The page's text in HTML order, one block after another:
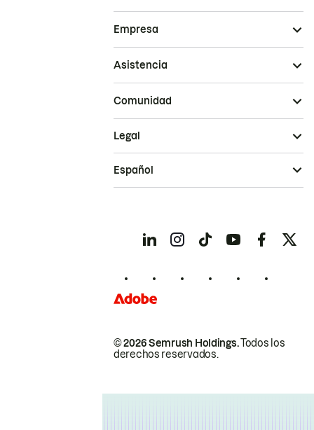
Empresa
Asistencia
Comunidad
© 2026 Semrush Holdings.Todos los
derechos reservados.
Legal
Español